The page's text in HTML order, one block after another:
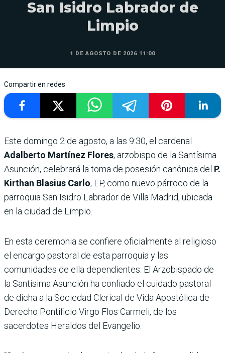
San Isidro Labrador de
Limpio
1 DE AGOSTO DE 2026 11:00
Compartir en redes
Este domingo 2 de agosto, a las 9:30, el cardenal
Adalberto Martínez Flores, arzobispo de la Santísima
Asunción, celebrará la toma de posesión canónica del P.
Kirthan Blasius Carlo, EP, como nuevo párroco de la
parroquia San Isidro Labrador de Villa Madrid, ubicada
en la ciudad de Limpio.
En esta ceremonia se confiere oficialmente al religioso
el encargo pastoral de esta parroquia y las
comunidades de ella dependientes. El Arzobispado de
la Santísima Asunción ha confiado el cuidado pastoral
de dicha a la Sociedad Clerical de Vida Apostólica de
Derecho Pontificio Virgo Flos Carmeli, de los
sacerdotes Heraldos del Evangelio.